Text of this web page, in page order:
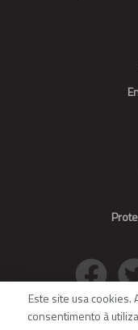
Este site usa cookies.
consentimento à